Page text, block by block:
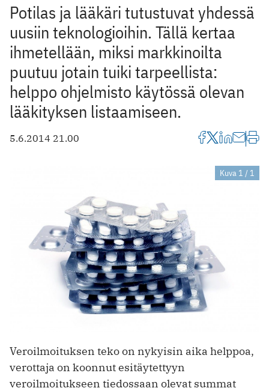
Potilas ja lääkäri tutustuvat yhdessä
uusiin teknologioihin. Tällä kertaa
ihmetellään, miksi markkinoilta
puutuu jotain tuiki tarpeellista:
helppo ohjelmisto käytössä olevan
lääkityksen listaamiseen.
5.6.2014 21.00
Kuva 1 / 1
Veroilmoituksen teko on nykyisin aika helppoa,
verottaja on koonnut esitäytettyyn
veroilmoitukseen tiedossaan olevat summat